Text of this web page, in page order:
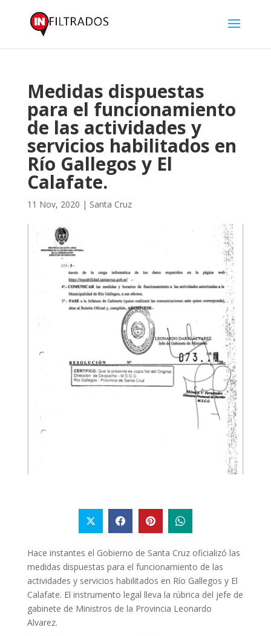
Medidas dispuestas
para el funcionamiento
de las actividades y
servicios habilitados en
Río Gallegos y El
Calafate.
11 Nov, 2020 | Santa Cruz
Hace instantes el Gobierno de Santa Cruz oficializó las
medidas dispuestas para el funcionamiento de las
actividades y servicios habilitados en Río Gallegos y El
Calafate. El instrumento legal lleva la rúbrica del jefe de
gabinete de Ministros de la Provincia Leonardo
Alvarez.